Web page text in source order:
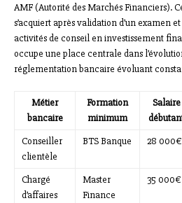
AMF (Autorité des Marchés Financiers).
s’acquiert après validation d’un examen
activités de conseil en investissement
occupe une place centrale dans
réglementation bancaire évoluant
Métier
bancaire
Formation
minimum
Salaire
Conseiller
clientèle
BTS Banque 28 000€
Chargé
d’affaires
Master
Finance
35 000€